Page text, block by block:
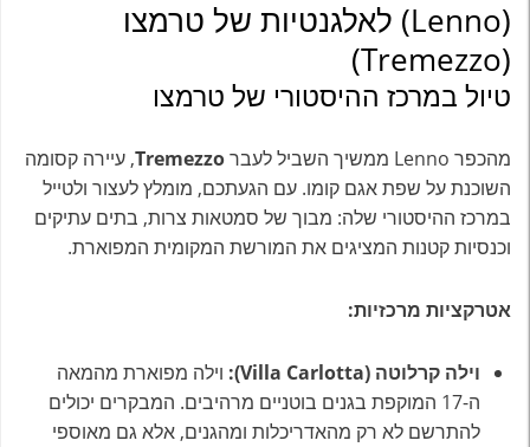
(Lenno) לאלגנטיות של טרמצו
(Tremezzo)
טיול במרכז ההיסטורי של טרמצו
מהכפר Lenno ממשיך השביל לעבר Tremezzo, עיירה קסומה
השוכנת על שפת אגם קומו. עם הגעתכם, מומלץ לעצור ולטייל
במרכז ההיסטורי שלה: מבוך של סמטאות צרות, בתים עתיקים
וכנסיות קטנות המציגים את המורשת המקומית המפוארת.
אטרקציות מרכזיות:
וילה קרלוטה (Villa Carlotta):
וילה מפוארת מהמאה
ה-17 המוקפת בגנים בוטניים מרהיבים. המבקרים יכולים
להתרשם לא רק מהאדריכלות ומהגנים, אלא גם מאוספי